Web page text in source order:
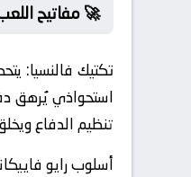
🚀 مفاتيح
تكتيك فالنسيا:
استحواذي يُرهق
تنظيم الدفاع
أسلوب رايو